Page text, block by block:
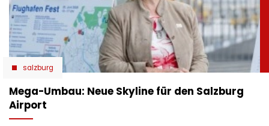
salzburg
Mega-Umbau: Neue Skyline für den Salzburg
Airport